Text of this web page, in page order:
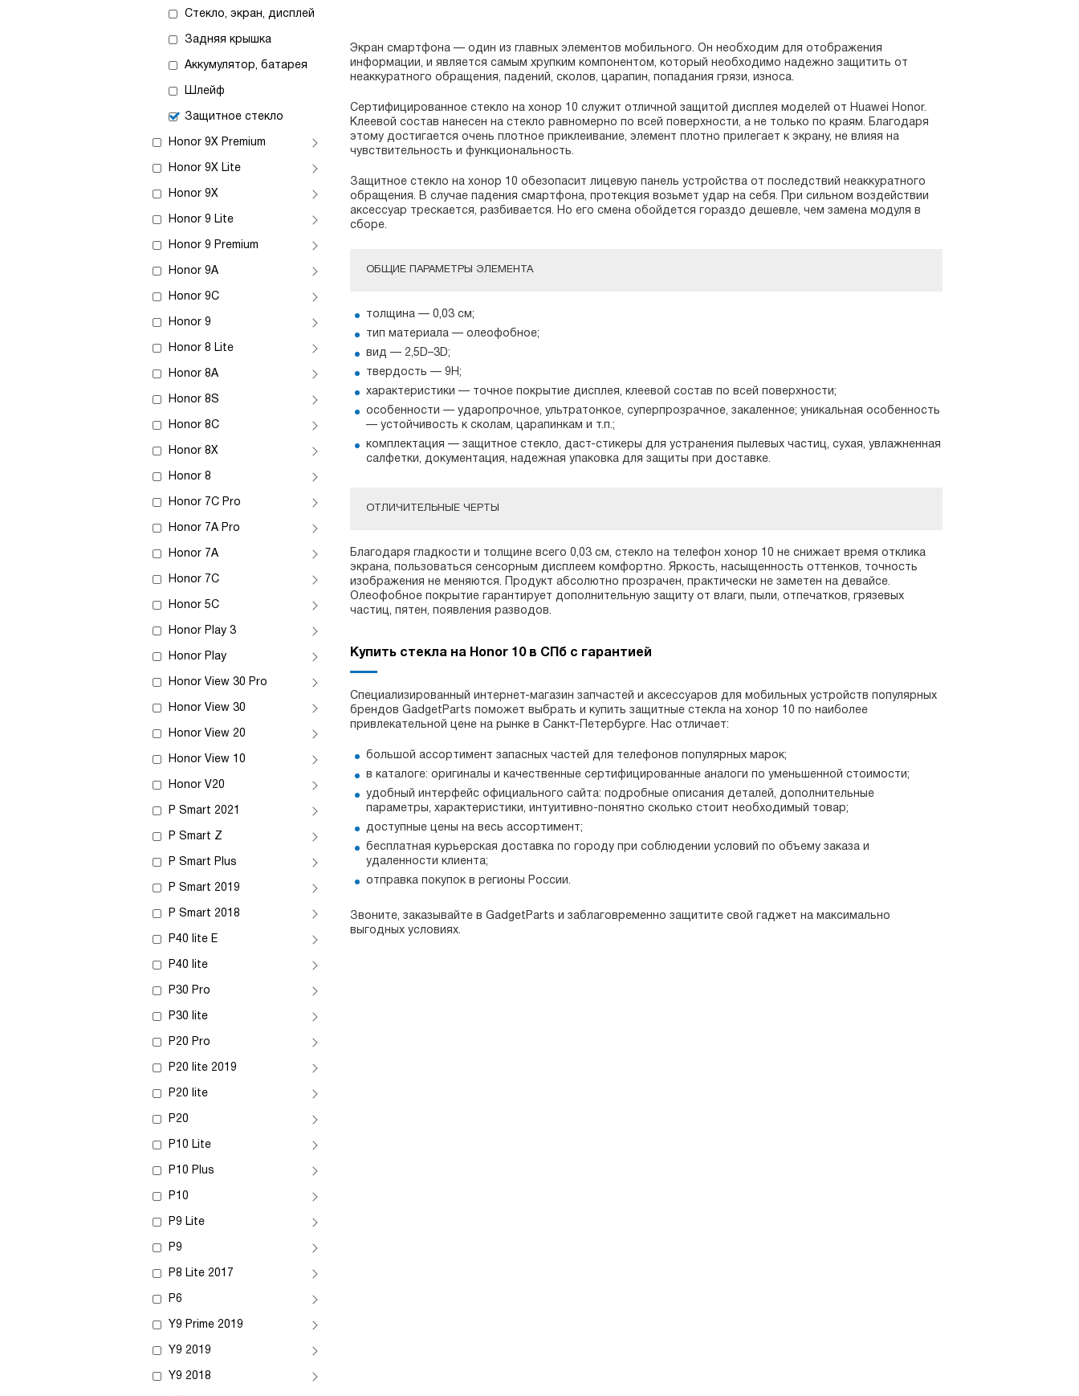
Стекло, экран, дисплей
Задняя крышка
Аккумулятор, батарея
Шлейф
Защитное стекло
Honor 9X Premium
Honor 9X Lite
Honor 9X
Honor 9 Lite
Honor 9 Premium
Honor 9A
Honor 9C
Honor 9
Honor 8 Lite
Honor 8A
Honor 8S
Honor 8C
Honor 8X
Honor 8
Honor 7C Pro
Honor 7A Pro
Honor 7A
Honor 7C
Honor 5C
Honor Play 3
Honor Play
Honor View 30 Pro
Honor View 30
Honor View 20
Honor View 10
Honor V20
P Smart 2021
P Smart Z
P Smart Plus
P Smart 2019
P Smart 2018
P40 lite E
P40 lite
P30 Pro
P30 lite
P20 Pro
P20 lite 2019
P20 lite
P20
P10 Lite
P10 Plus
P10
P9 Lite
P9
P8 Lite 2017
P6
Y9 Prime 2019
Y9 2019
Y9 2018
Экран смартфона — один из главных элементов мобильного. Он необходим для отображения
информации, и является самым хрупким компонентом, который необходимо надежно защитить от
неаккуратного обращения, падений, сколов, царапин, попадания грязи, износа.
Сертифицированное стекло на хонор 10 служит отличной защитой дисплея моделей от Huawei Honor.
Клеевой состав нанесен на стекло равномерно по всей поверхности, а не только по краям. Благодаря
этому достигается очень плотное приклеивание, элемент плотно прилегает к экрану, не влияя на
чувствительность и функциональность.
Защитное стекло на хонор 10 обезопасит лицевую панель устройства от последствий неаккуратного
обращения. В случае падения смартфона, протекция возьмет удар на себя. При сильном воздействии
аксессуар трескается, разбивается. Но его смена обойдется гораздо дешевле, чем замена модуля в
сборе.
ОБЩИЕ ПАРАМЕТРЫ ЭЛЕМЕНТА
толщина — 0,03 см;
тип материала — олеофобное;
вид — 2,5D–3D;
твердость — 9Н;
характеристики — точное покрытие дисплея, клеевой состав по всей поверхности;
особенности — ударопрочное, ультратонкое, суперпрозрачное, закаленное; уникальная особенность
— устойчивость к сколам, царапинкам и т.п.;
комплектация — защитное стекло, даст-стикеры для устранения пылевых частиц, сухая, увлажненная
салфетки, документация, надежная упаковка для защиты при доставке.
ОТЛИЧИТЕЛЬНЫЕ ЧЕРТЫ
Благодаря гладкости и толщине всего 0,03 см, стекло на телефон хонор 10 не снижает время отклика
экрана, пользоваться сенсорным дисплеем комфортно. Яркость, насыщенность оттенков, точность
изображения не меняются. Продукт абсолютно прозрачен, практически не заметен на девайсе.
Олеофобное покрытие гарантирует дополнительную защиту от влаги, пыли, отпечатков, грязевых
частиц, пятен, появления разводов.
Купить стекла на Honor 10 в СПб с гарантией
Специализированный интернет-магазин запчастей и аксессуаров для мобильных устройств популярных
брендов GadgetParts поможет выбрать и купить защитные стекла на хонор 10 по наиболее
привлекательной цене на рынке в Санкт-Петербурге. Нас отличает:
большой ассортимент запасных частей для телефонов популярных марок;
в каталоге: оригиналы и качественные сертифицированные аналоги по уменьшенной стоимости;
удобный интерфейс официального сайта: подробные описания деталей, дополнительные
параметры, характеристики, интуитивно-понятно сколько стоит необходимый товар;
доступные цены на весь ассортимент;
бесплатная курьерская доставка по городу при соблюдении условий по объему заказа и
удаленности клиента;
отправка покупок в регионы России.
Звоните, заказывайте в GadgetParts и заблаговременно защитите свой гаджет на максимально
выгодных условиях.